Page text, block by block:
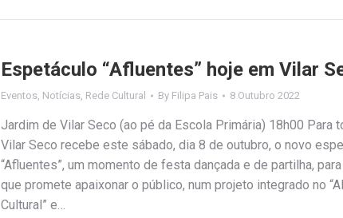
Espetáculo “Afluentes” hoje em Vilar
Eventos Notícias Rede Cultural By Filipa Pais 8 Outubro 2022
Jardim de Vilar Seco (ao pé da Escola Primária) 18h00 Para
Vilar Seco recebe este sábado, dia 8 de outubro, o novo
“Afluentes”, um momento de festa dançada e de partilha,
que promete apaixonar o público, num projeto integrado no
Cultural” e…